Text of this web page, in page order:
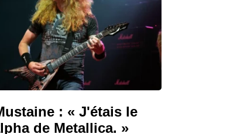
: « J'étais le
de Metallica. »